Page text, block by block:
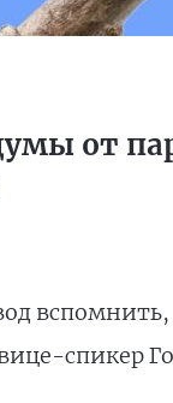
от
спикер